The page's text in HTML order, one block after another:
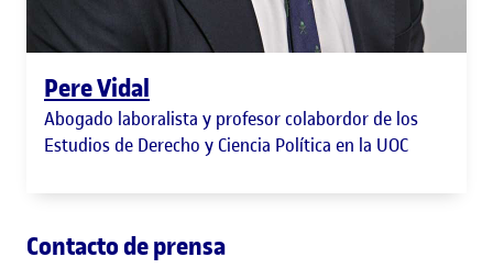
Pere Vidal
Abogado laboralista y profesor colabordor de los
Estudios de Derecho y Ciencia Política en la UOC
Contacto de prensa